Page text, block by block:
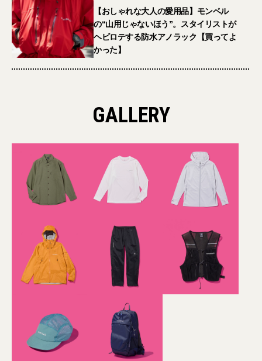
【おしゃれな大人の愛用品】モンベル
の“山用じゃないほう”。スタイリストが
ヘビロテする防水アノラック【買ってよ
かった】
GALLERY